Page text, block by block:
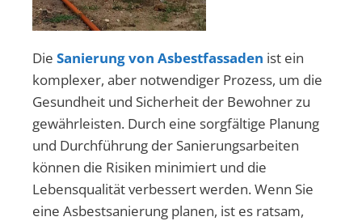
Die Sanierung von Asbestfassaden ist ein
komplexer, aber notwendiger Prozess, um die
Gesundheit und Sicherheit der Bewohner zu
gewährleisten. Durch eine sorgfältige Planung
und Durchführung der Sanierungsarbeiten
können die Risiken minimiert und die
Lebensqualität verbessert werden. Wenn Sie
eine Asbestsanierung planen, ist es ratsam,